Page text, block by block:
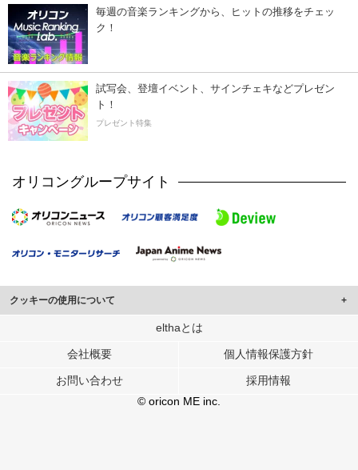
毎週の音楽ランキングから、ヒットの推移をチェッ
ク！
試写会、登壇イベント、サインチェキなどプレゼン
ト！
プレゼント特集
オリコングループサイト
クッキーの使用について
このサイトでは Cookie を使用して、ユーザーに合わせたコンテンツや広告の
行っています。
メディアや広告配信、データ解析の各パートナーに提供しています。
各パートナーは、この情報とユーザーが各パートナーに提供した他の情報や、
ユーザーが各パートナーのサービスを使用したときに収集した他の情報を組み
elthaとは
会社概要 個人情報保護方針
お問い合わせ
採用情報
© oricon ME inc.